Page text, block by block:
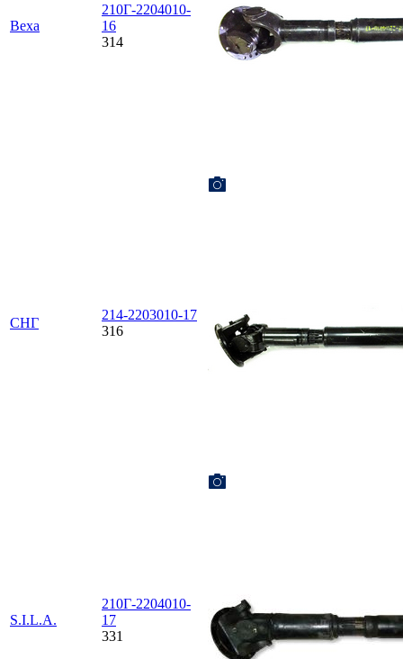
Веха
210Г-2204010-
16
314
СНГ
214-2203010-17
316
S.I.L.A.
210Г-2204010-
17
331